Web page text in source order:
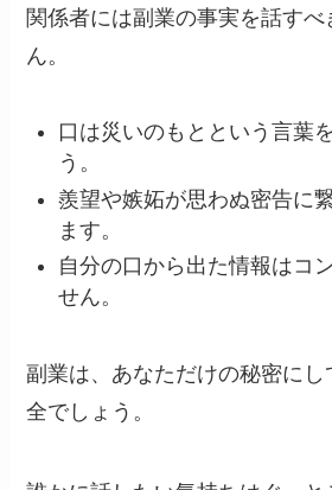
関係者には副業の事実を話す
ん。
口は災いのもとという言葉
う。
羨望や嫉妬が思わぬ密告に
ます。
自分の口から出た情報はコ
せん。
副業は、あなただけの秘密に
全でしょう。